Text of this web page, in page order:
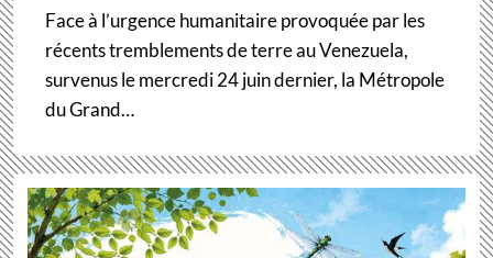
Face à l’urgence humanitaire provoquée par les
récents tremblements de terre au Venezuela,
survenus le mercredi 24 juin dernier, la Métropole
du Grand…